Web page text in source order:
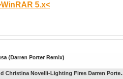
5.x<
(Darren Porter Remix)
Mark Sherry and Christina